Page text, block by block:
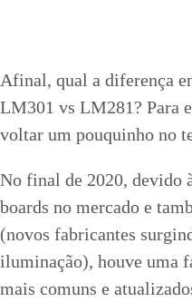
Afinal, qual a diferença
LM301 vs LM281? Para
voltar um pouquinho no
No final de 2020, devido
boards no mercado e
(novos fabricantes
iluminação), houve uma
mais comuns e